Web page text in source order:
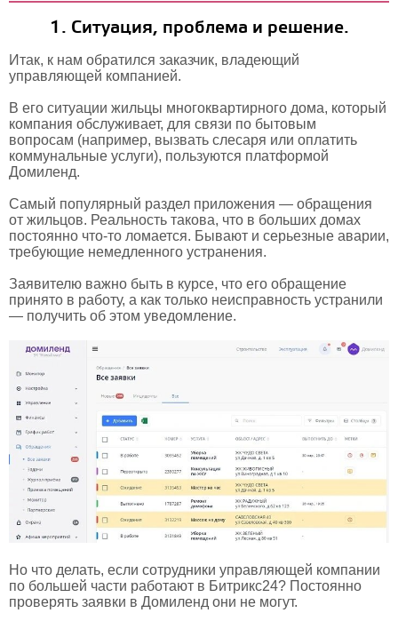
1. Ситуация, проблема и решение.
Итак, к нам обратился заказчик, владеющий
управляющей компанией.
В его ситуации жильцы многоквартирного дома, который
компания обслуживает, для связи по бытовым
вопросам (например, вызвать слесаря или оплатить
коммунальные услуги), пользуются платформой
Домиленд.
Самый популярный раздел приложения — обращения
от жильцов. Реальность такова, что в больших домах
постоянно что-то ломается. Бывают и серьезные аварии,
требующие немедленного устранения.
Заявителю важно быть в курсе, что его обращение
принято в работу, а как только неисправность устранили
— получить об этом уведомление.
Но что делать, если сотрудники управляющей компании
по большей части работают в Битрикс24? Постоянно
проверять заявки в Домиленд они не могут.